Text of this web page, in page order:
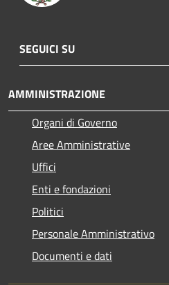
SEGUICI SU
AMMINISTRAZIONE
Organi di Governo
Aree Amministrative
Uffici
Enti e fondazioni
Politici
Personale Amministrativo
Documenti e dati